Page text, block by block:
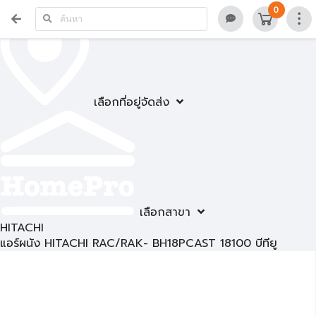
เลือกที่อยู่จัดส่ง
เลือกสาขา
0
HITACHI
แอร์ผนัง HITACHI RAC/RAK- BH18PCAST 18100 บีทียู